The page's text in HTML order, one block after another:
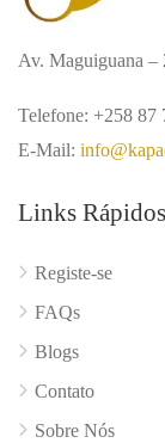
Av. Maguiguana –
Telefone: +258 87
E-Mail:
Links Rápidos
Registe-se
FAQs
Blogs
Contato
Sobre Nós